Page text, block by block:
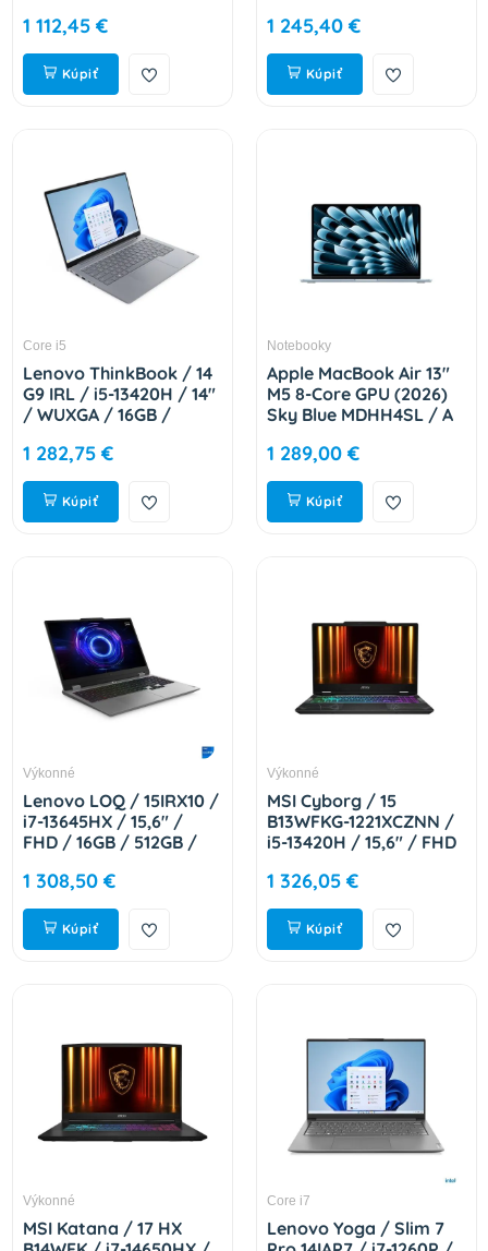
/ DOS / Black / 2R 9S7-
17U332-064
1 112,45 €
Kúpiť
/ W11H / Black / 2R
9S7-17L791-267
1 245,40 €
Kúpiť
Core i5
Lenovo ThinkBook / 14
G9 IRL / i5-13420H / 14"
/ WUXGA / 16GB /
/ Gray / 3R On-Site
21UY008ACK
1 282,75 €
Kúpiť
Notebooky
Apple MacBook Air 13"
M5 8-Core GPU (2026)
Sky Blue MDHH4SL / A
1 289,00 €
Kúpiť
Výkonné
Lenovo LOQ / 15IRX10 /
i7-13645HX / 15,6" /
FHD / 16GB / 512GB /
Gray / 2R 83JE01C3CK
1 308,50 €
Kúpiť
Výkonné
MSI Cyborg / 15
B13WFKG-1221XCZNN /
i5-13420H / 15,6" / FHD
5060 / bez OS / Black /
2R 9S7-15Q342-1221
1 326,05 €
Kúpiť
Výkonné
MSI Katana / 17 HX
Core i7
Lenovo Yoga / Slim 7